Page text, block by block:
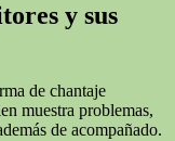
y sus
de chantaje
muestra problemas,
de acompañado.